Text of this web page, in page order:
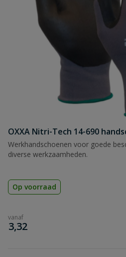
OXXA Nitri-Tech 14-690
Werkhandschoenen voor goede
diverse werkzaamheden.
Op voorraad
vanaf
€
3,32